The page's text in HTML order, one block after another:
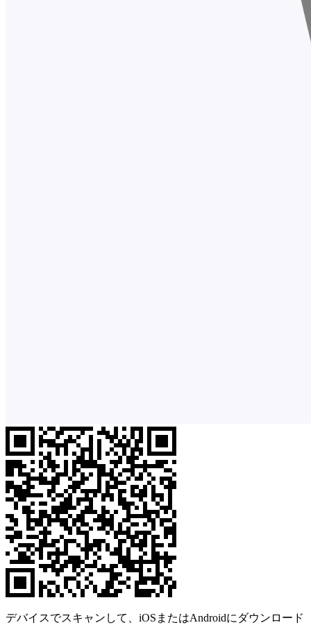
デバイスでスキャンして、iOSまたはAndroidにダウンロード